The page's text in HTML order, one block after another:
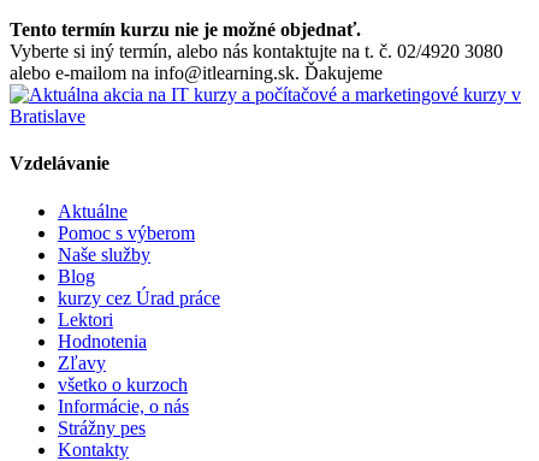
Tento termín kurzu nie je možné objednať.
Vyberte si iný termín, alebo nás kontaktujte na t. č. 02/4920 3080
alebo e-mailom na info@itlearning.sk. Ďakujeme
Vzdelávanie
Aktuálne
Pomoc s výberom
Naše služby
Blog
kurzy cez Úrad práce
Lektori
Hodnotenia
Zľavy
všetko o kurzoch
Informácie, o nás
Strážny pes
Kontakty